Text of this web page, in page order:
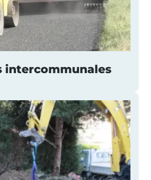
intercommunales